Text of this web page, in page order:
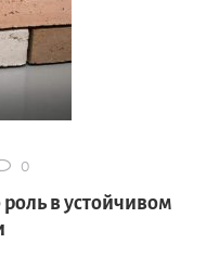
0
в устойчивом